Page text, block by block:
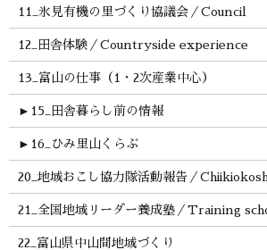
11_氷見有機の里づくり協議会／Council
12_田舎体験／Countryside experience
13_富山の仕事（1・2次産業中心）
► 15_田舎暮らし前の情報
► 16_ひみ里山くらぶ
20_地域おこし協力隊活動報告／
21_全国地域リーダー養成塾／Training
22_富山県中山間地域づくり